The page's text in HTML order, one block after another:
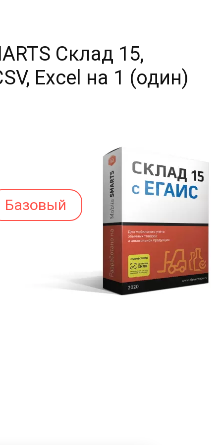
Склад 15,
Excel на 1 (один)
Базовый